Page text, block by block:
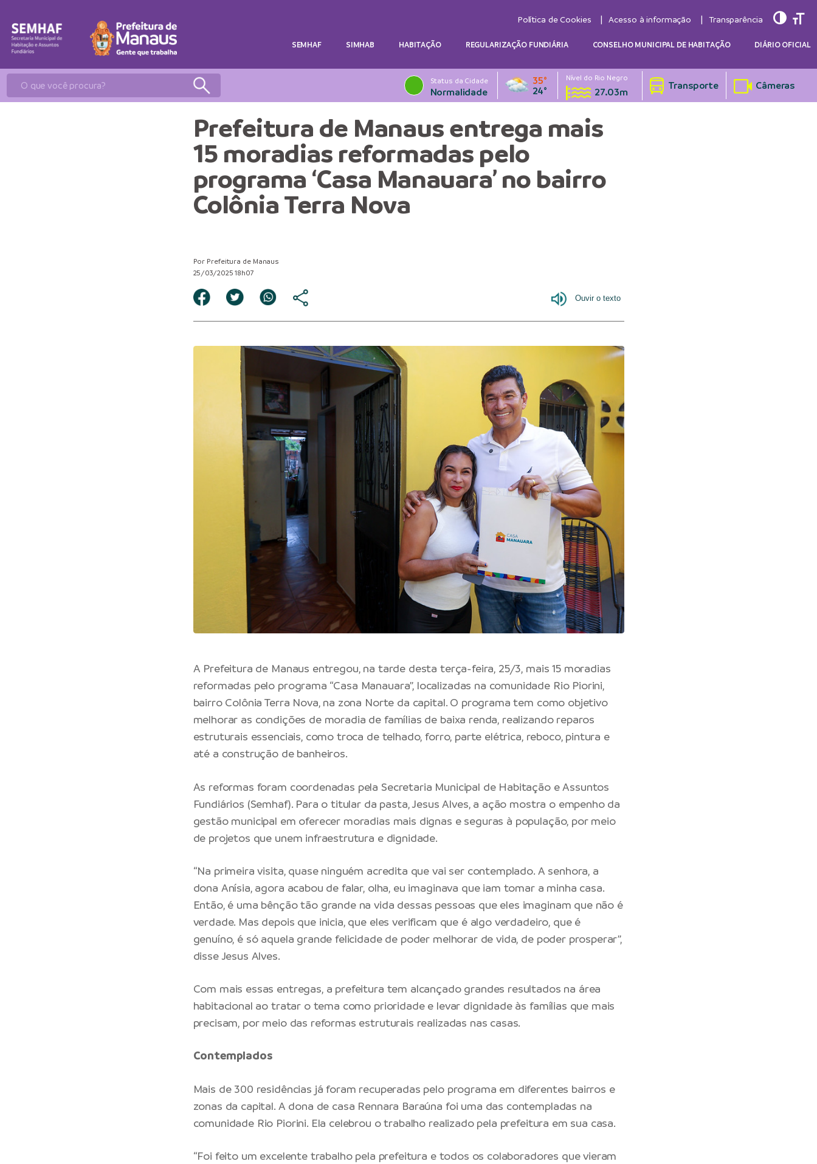
Política de Cookies Acesso à informação Transparência
SEMHAF SIMHAB HABITAÇÃO REGULARIZAÇÃO FUNDIÁRIA CONSELHO MUNICIPAL DE HABITAÇÃO DIÁRIO OFICIAL
Status da Cidade
Normalidade
35°
24°
Nível do Rio Negro
27.03m Transporte Câmeras
Prefeitura de Manaus entrega mais
15 moradias reformadas pelo
programa ‘Casa Manauara’ no bairro
Colônia Terra Nova
Por Prefeitura de Manaus
25/03/2025 18h07
A Prefeitura de Manaus entregou, na tarde desta terça-feira, 25/3, mais 15 moradias
reformadas pelo programa “Casa Manauara”, localizadas na comunidade Rio Piorini,
bairro Colônia Terra Nova, na zona Norte da capital. O programa tem como objetivo
melhorar as condições de moradia de famílias de baixa renda, realizando reparos
estruturais essenciais, como troca de telhado, forro, parte elétrica, reboco, pintura e
até a construção de banheiros.
As reformas foram coordenadas pela Secretaria Municipal de Habitação e Assuntos
Fundiários (Semhaf). Para o titular da pasta, Jesus Alves, a ação mostra o empenho da
gestão municipal em oferecer moradias mais dignas e seguras à população, por meio
de projetos que unem infraestrutura e dignidade.
“Na primeira visita, quase ninguém acredita que vai ser contemplado. A senhora, a
dona Anísia, agora acabou de falar, olha, eu imaginava que iam tomar a minha casa.
Então, é uma bênção tão grande na vida dessas pessoas que eles imaginam que não é
verdade. Mas depois que inicia, que eles verificam que é algo verdadeiro, que é
genuíno, é só aquela grande felicidade de poder melhorar de vida, de poder prosperar”,
disse Jesus Alves.
Com mais essas entregas, a prefeitura tem alcançado grandes resultados na área
habitacional ao tratar o tema como prioridade e levar dignidade às famílias que mais
precisam, por meio das reformas estruturais realizadas nas casas.
Contemplados
Mais de 300 residências já foram recuperadas pelo programa em diferentes bairros e
zonas da capital. A dona de casa Rennara Baraúna foi uma das contempladas na
comunidade Rio Piorini. Ela celebrou o trabalho realizado pela prefeitura em sua casa.
“Foi feito um excelente trabalho pela prefeitura e todos os colaboradores que vieram